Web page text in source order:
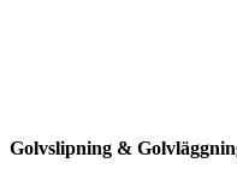
Golvslipning &